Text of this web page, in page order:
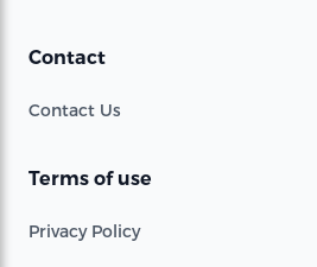
Contact
Contact Us
Terms of use
Privacy Policy